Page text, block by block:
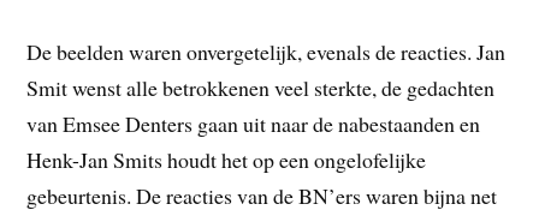
De beelden waren onvergetelijk, evenals de reacties. Jan
Smit wenst alle betrokkenen veel sterkte, de gedachten
van Emsee Denters gaan uit naar de nabestaanden en
Henk-Jan Smits houdt het op een ongelofelijke
gebeurtenis. De reacties van de BN’ers waren bijna net